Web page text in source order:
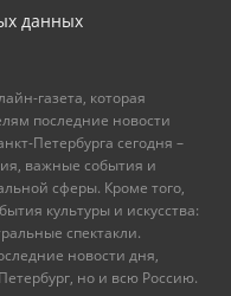
данных
газета, которая
последние новости
Петербурга сегодня –
важные события и
сферы. Кроме того,
культуры и искусства:
спектакли.
новости дня,
но и всю Россию.